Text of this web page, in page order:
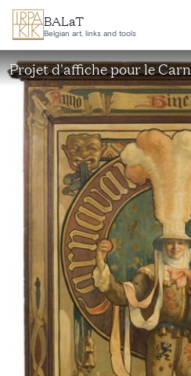
Skip to main content
BALaT
Belgian art, links and tools
Projet d'affiche pour le